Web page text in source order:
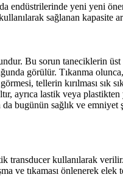
yeni yeni
sağlanan kapasite
Bu sorun taneciklerin üst
görülür. Tıkanma
tellerin kırılması sık
ayrıca lastik veya plastikten
bugünün sağlık ve
transducer kullanılarak
ve tıkaması önlenerek